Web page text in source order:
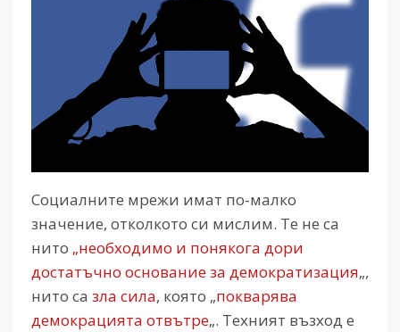
Социалните мрежи имат по-малко
значение, отколкото си мислим. Те не са
нито „необходимо и понякога дори
достатъчно основание за демократизация„,
нито са зла сила, която „покварява
демокрацията отвътре„. Техният възход е